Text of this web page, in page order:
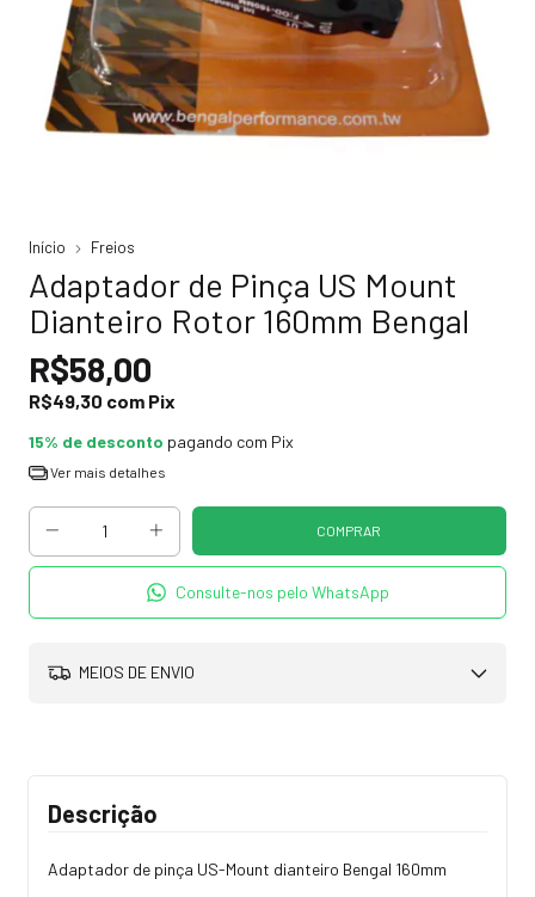
Início Freios
Adaptador de Pinça US Mount
Dianteiro Rotor 160mm Bengal
R$58,00
R$49,30 com Pix
15% de desconto pagando com Pix
Ver mais detalhes
Consulte-nos pelo WhatsApp
MEIOS DE ENVIO
Descrição
Adaptador de pinça US-Mount dianteiro Bengal 160mm